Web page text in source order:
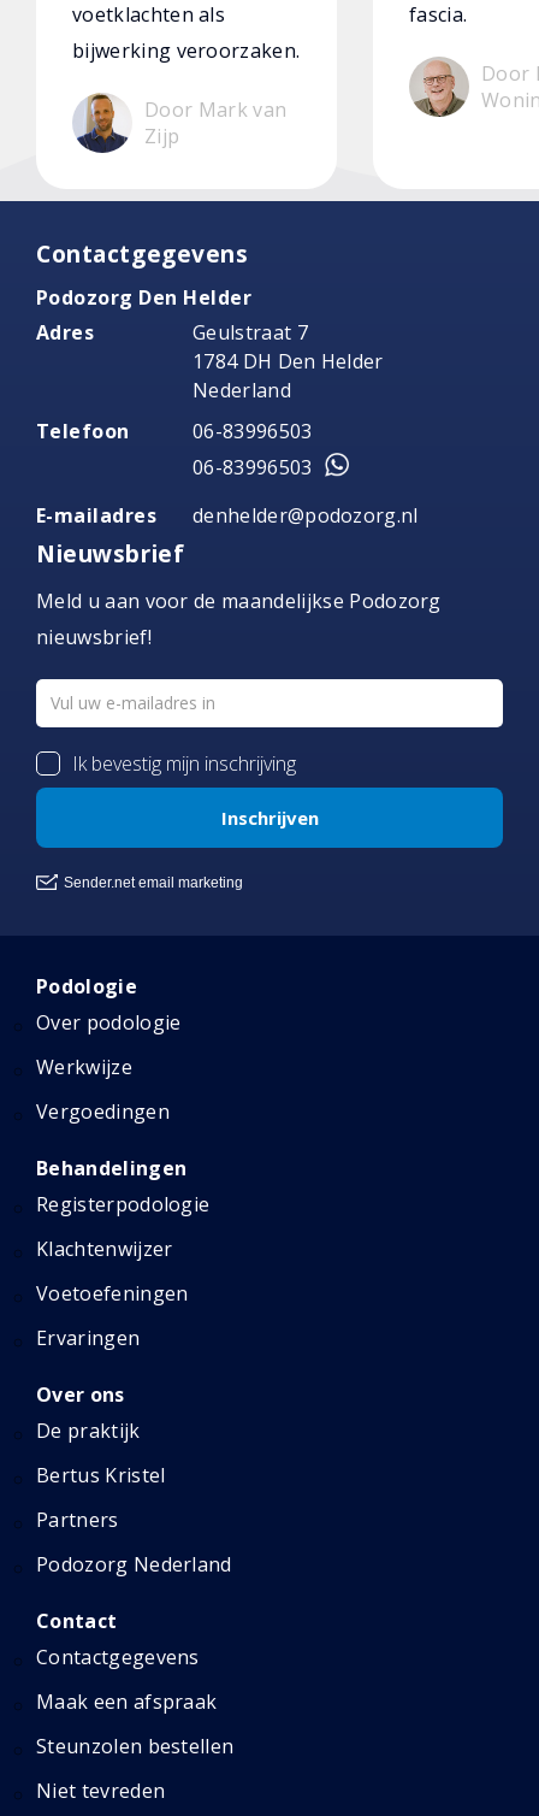
voetklachten als
bijwerking veroorzaken.
Door Mark van
Zijp
fascia.
Door
Contactgegevens
Podozorg Den Helder
Adres
Geulstraat 7
1784 DH Den Helder
Nederland
Telefoon
06-83996503
06-83996503
E-mailadres
denhelder@podozorg.nl
Nieuwsbrief
Meld u aan voor de maandelijkse Podozorg
nieuwsbrief!
Podologie
Over podologie
Werkwijze
Vergoedingen
Behandelingen
Registerpodologie
Klachtenwijzer
Voetoefeningen
Ervaringen
Over ons
De praktijk
Bertus Kristel
Partners
Podozorg Nederland
Contact
Contactgegevens
Maak een afspraak
Steunzolen bestellen
Niet tevreden